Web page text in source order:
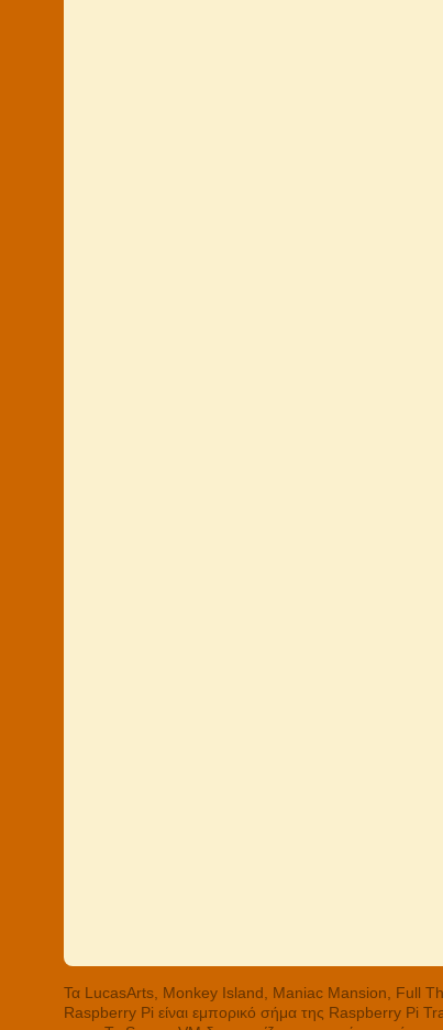
Τα LucasArts, Monkey Island, Maniac Mansion, Full
Raspberry Pi είναι εμπορικό σήμα της Raspberry Pi